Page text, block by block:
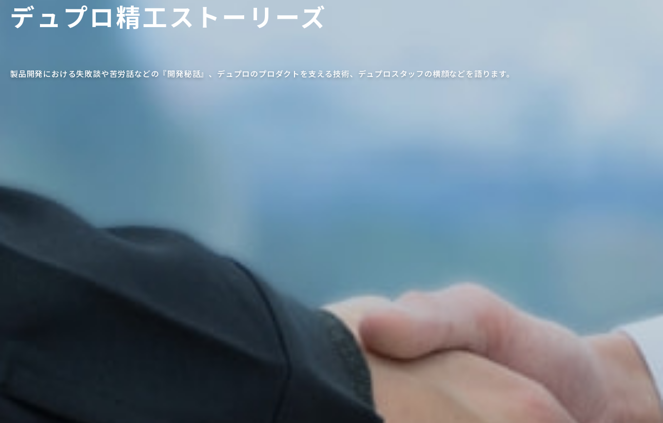
デュプロ精工ストーリーズ
製品開発における失敗談や苦労話などの『開発秘話』、デュプロのプロダクトを支える技術、デュプロスタッフの横顔などを語ります。